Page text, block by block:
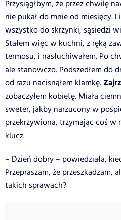
Przysiągłbym, że przez chwilę
nie pukał do mnie od miesięcy.
wszystko do skrzynki, sąsiedzi
Stałem więc w kuchni, z ręką
termosu, i nasłuchiwałem. Po
ale stanowczo. Podszedłem do
od razu nacisnąłem klamkę.
zobaczyłem kobietę. Miała
sweter, jakby narzucony w
przekrzywiona, trzymając coś w
klucz.
– Dzień dobry – powiedziała,
Przepraszam, że przeszkadzam,
takich sprawach?